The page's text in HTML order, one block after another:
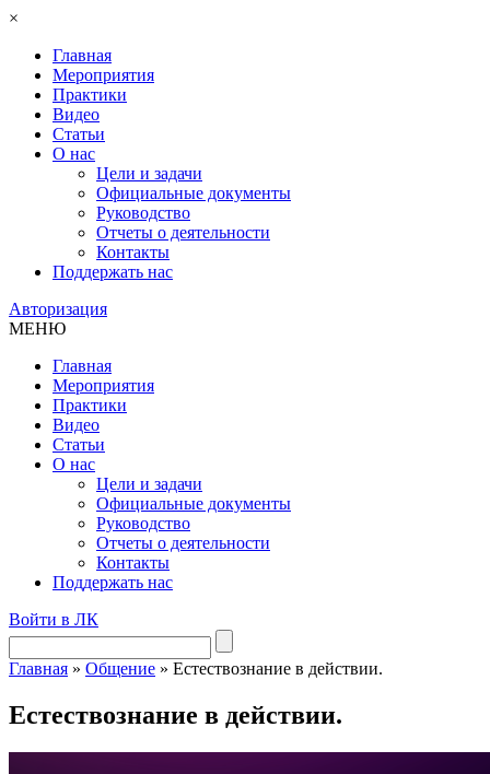
×
Главная
Мероприятия
Практики
Видео
Статьи
О нас
Цели и задачи
Официальные документы
Руководство
Отчеты о деятельности
Контакты
Поддержать нас
Авторизация
МЕНЮ
Главная
Мероприятия
Практики
Видео
Статьи
О нас
Цели и задачи
Официальные документы
Руководство
Отчеты о деятельности
Контакты
Поддержать нас
Войти в ЛК
Главная » Общение » Естествознание в действии.
Естествознание в действии.